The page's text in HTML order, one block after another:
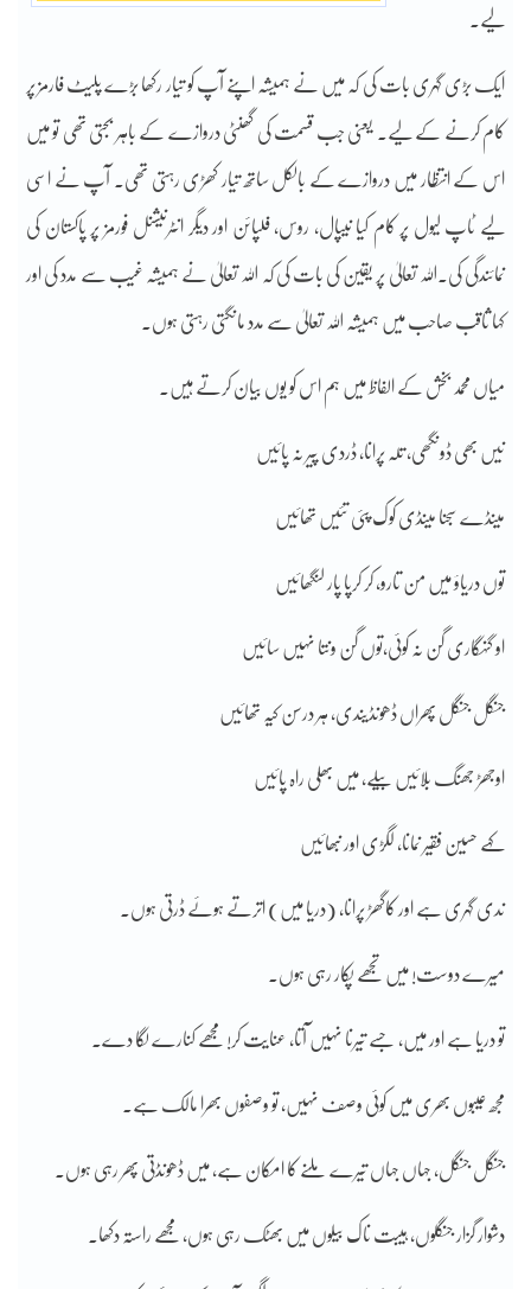
لیے۔
ایک بڑی گہری بات کی کہ میں نے ہمیشہ اپنے آپ کو تیار رکھا بڑے پلیٹ فارمز پر
کام کرنے کے لیے۔ یعنی جب قسمت کی گھنٹی دروازے کے باہر بجتی تھی تو میں
اس کے انتظار میں دروازے کے بالکل ساتھ تیار کھڑی رہتی تھی۔ آپ نے اسی
لیے ٹاپ لیول پر کام کیا نیپال، روس، فلپائن اور دیگر انٹرنیشنل فورمز پر پاکستان کی
نمائندگی کی۔اللہ تعالیٰ پر یقین کی بات کی کہ اللہ تعالیٰ نے ہمیشہ غیب سے مدد کی اور
کہا ثاقب صاحب میں ہمیشہ اللہ تعالیٰ سے مدد مانگتی رہتی ہوں۔
میاں محمد بخش کے الفاظ میں ہم اس کو یوں بیان کرتے ہیں۔
نیں بھی ڈونگھی، تلہ پرانا، ڈردی پیر نہ پائیں
مینڈے سجنا مینڈی کوک پئی تئیں تھائیں
توں دریاؤ میں من تارو، کر کرپا پار لنگھائیں
او گنہگاری گن نہ کوئی،توں گن ونتا نہیں سائیں
جنگل جنگل پھراں ڈھونڈیندی، ہر درسن کیہ تھائیں
اوجھڑ جھنگ بلائیں بیلے، میں بھلی راہ پائیں
کہے حسین فقیر نمانا، لگڑی اور نبھائیں
ندی گہری ہے اور کاگھڑ پرانا، (دریا میں) اترتے ہوئے ڈرتی ہوں۔
میرے دوست! میں تجھے پکار رہی ہوں۔
تو دریا ہے اور میں، جسے تیرنا نہیں آتا، عنایت کر! مجھے کنارے لگا دے۔
مجھ عیبوں بھری میں کوئی وصف نہیں، تو وصفوں بھرا مالک ہے۔
جنگل جنگل، جہاں جہاں تیرے ملنے کا امکان ہے، میں ڈھونڈتی پھر رہی ہوں۔
دشوار گزار جنگلوں، ہیبت ناک بیلوں میں بھٹک رہی ہوں، مجھے راستہ دکھا۔